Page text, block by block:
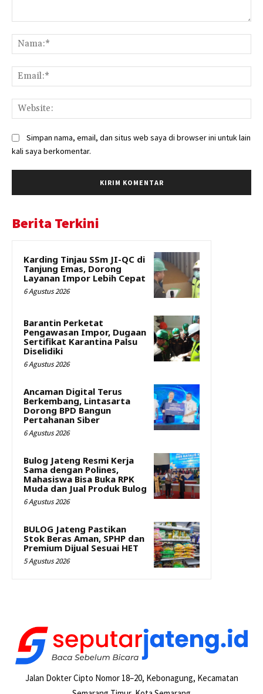
Simpan nama, email, dan situs web saya di browser ini untuk lain
kali saya berkomentar.
Berita Terkini
Karding Tinjau SSm JI-QC di
Tanjung Emas, Dorong
Layanan Impor Lebih Cepat
6 Agustus 2026
Barantin Perketat
Pengawasan Impor, Dugaan
Sertifikat Karantina Palsu
Diselidiki
6 Agustus 2026
Ancaman Digital Terus
Berkembang, Lintasarta
Dorong BPD Bangun
Pertahanan Siber
6 Agustus 2026
Bulog Jateng Resmi Kerja
Sama dengan Polines,
Mahasiswa Bisa Buka RPK
Muda dan Jual Produk Bulog
6 Agustus 2026
BULOG Jateng Pastikan
Stok Beras Aman, SPHP dan
Premium Dijual Sesuai HET
5 Agustus 2026
Jalan Dokter Cipto Nomor 18–20, Kebonagung, Kecamatan